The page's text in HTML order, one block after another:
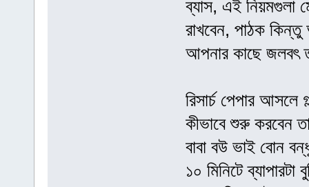
ব্যাস, এই নিয়মগুলা
রাখবেন, পাঠক
আপনার কাছে জলবৎ
রিসার্চ পেপার
কীভাবে শুরু করবেন
বাবা বউ ভাই বোন
১০ মিনিটে